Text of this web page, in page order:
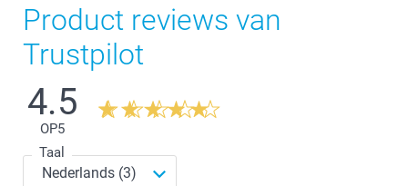
Product reviews van
Trustpilot
4.5
OP5
Taal